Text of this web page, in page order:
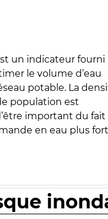
un indicateur fourni
le volume d’eau
potable. La
population est
important du fait
en eau plus